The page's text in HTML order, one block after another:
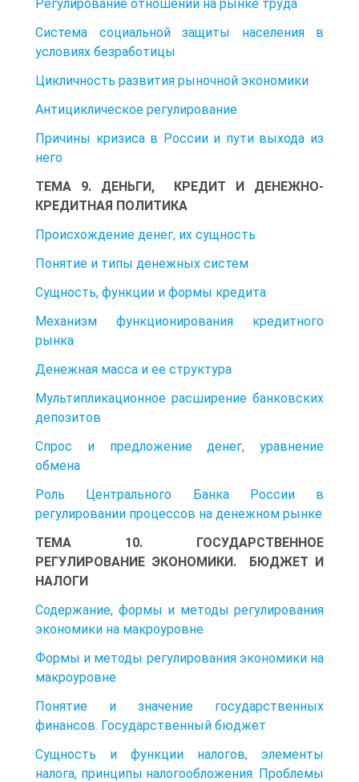
Регулирование отношений на рынке труда
Система социальной защиты населения в
условиях безработицы
Цикличность развития рыночной экономики
Антициклическое регулирование
Причины кризиса в России и пути выхода из
него
ТЕМА 9. ДЕНЬГИ, КРЕДИТ И ДЕНЕЖНО-
КРЕДИТНАЯ ПОЛИТИКА
Происхождение денег, их сущность
Понятие и типы денежных систем
Сущность, функции и формы кредита
Механизм функционирования кредитного
рынка
Денежная масса и ее структура
Мультипликационное расширение банковских
депозитов
Спрос и предложение денег, уравнение
обмена
Роль Центрального Банка России в
регулировании процессов на денежном рынке
ТЕМА 10. ГОСУДАРСТВЕННОЕ
РЕГУЛИРОВАНИЕ ЭКОНОМИКИ. БЮДЖЕТ И
НАЛОГИ
Содержание, формы и методы регулирования
экономики на макроуровне
Формы и методы регулирования экономики на
макроуровне
Понятие и значение государственных
финансов. Государственный бюджет
Сущность и функции налогов, элементы
налога, принципы налогообложения. Проблемы